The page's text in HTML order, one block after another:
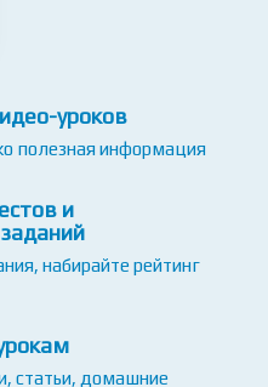
полезная информация
и
набирайте рейтинг